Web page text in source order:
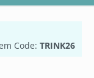
Code: TRINK26